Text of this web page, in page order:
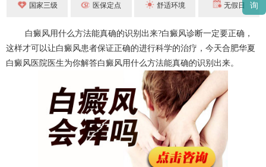
国家三级 医保定点 舒适环境 无假日
白癜风用什么方法能真确的识别出来?白癜风诊断一定要正确，
这样才可以让白癜风患者保证正确的进行科学的治疗，今天合肥华夏
白癜风医院 医生为你解答白癜风用什么方法能真确的识别出来。
询